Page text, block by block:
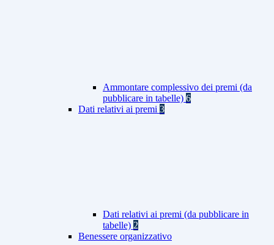
Ammontare complessivo dei premi (da
pubblicare in tabelle) 6
Dati relativi ai premi 3
Dati relativi ai premi (da pubblicare in
tabelle) 2
Benessere organizzativo